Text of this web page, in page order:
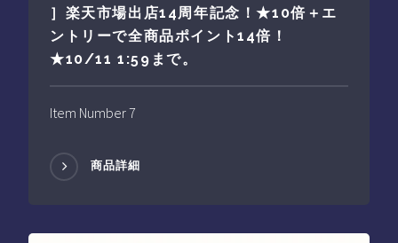
］楽天市場出店14周年記念！★10倍＋エ
ントリーで全商品ポイント14倍！
★10/11 1:59まで。
Item Number 7
商品詳細